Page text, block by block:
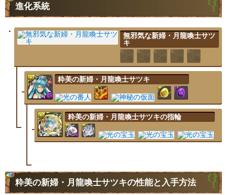
進化系統
無邪気な新婦・月龍喚士サツ
キ
粋美の新婦・月龍喚士サツキ
粋美の新婦・月龍喚士サツキの指輪
粋美の新婦・月龍喚士サツキの性能と入手方法